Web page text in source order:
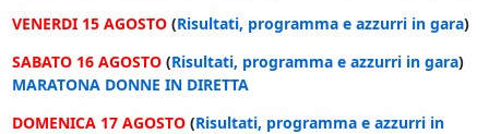
VENERDI 15 AGOSTO (Risultati, programma e azzurri in gara)
SABATO 16 AGOSTO (Risultati, programma e azzurri in gara)
MARATONA DONNE IN DIRETTA
DOMENICA 17 AGOSTO (Risultati, programma e azzurri in